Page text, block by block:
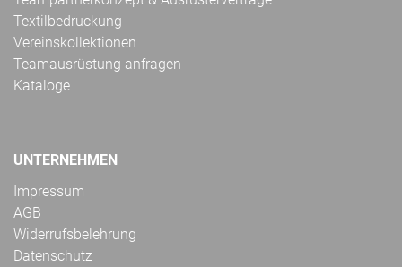
Textilbedruckung
Vereinskollektionen
Teamausrüstung anfragen
Kataloge
UNTERNEHMEN
Impressum
AGB
Widerrufsbelehrung
Datenschutz